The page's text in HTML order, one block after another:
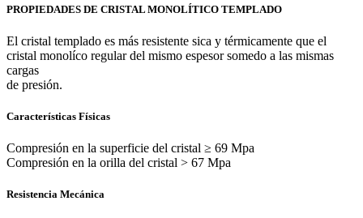
PROPIEDADES DE CRISTAL MONOLÍTICO TEMPLADO
El cristal templado es más resistente sica y térmicamente que el
cristal monolíco regular del mismo espesor somedo a las mismas
cargas
de presión.
Características Físicas
Compresión en la superficie del cristal ≥ 69 Mpa
Compresión en la orilla del cristal ˃ 67 Mpa
Resistencia Mecánica